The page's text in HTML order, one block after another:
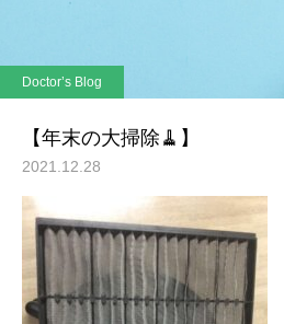
☀エアコンが…☀
Doctor’s Blog
【年末の大掃除🧹】
2021.12.28